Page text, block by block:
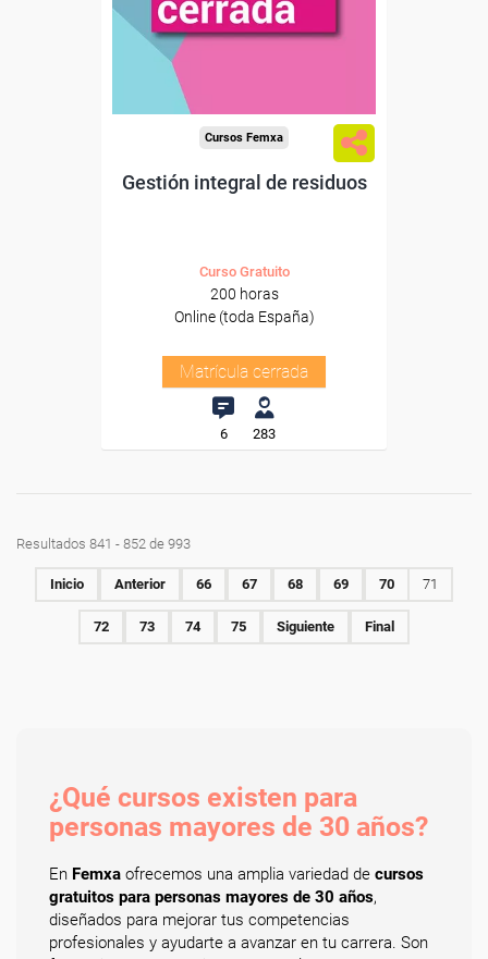
Cursos Femxa
Gestión integral de residuos
Curso Gratuito
200 horas
Online (toda España)
Matrícula cerrada
6 283
Resultados 841 - 852 de 993
Inicio Anterior 66 67 68 69 70 71
72 73 74 75 Siguiente Final
¿Qué cursos existen para
personas mayores de 30 años?
En Femxa ofrecemos una amplia variedad de cursos
gratuitos para personas mayores de 30 años,
diseñados para mejorar tus competencias
profesionales y ayudarte a avanzar en tu carrera. Son